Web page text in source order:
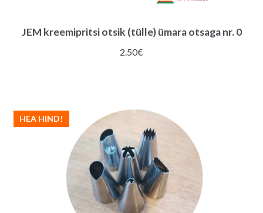
JEM kreemipritsi otsik (tülle) ümara otsaga nr. 0
2.50€
HEA HIND!